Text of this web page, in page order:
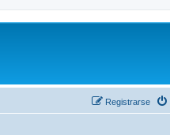
Registrarse